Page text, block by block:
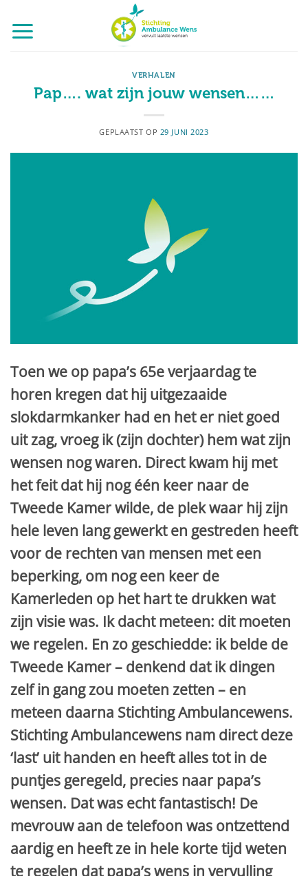
naar
inhoud
VERHALEN
Pap…. wat zijn jouw wensen……
GEPLAATST OP 29 JUNI 2023
Toen we op papa’s 65e verjaardag te
horen kregen dat hij uitgezaaide
slokdarmkanker had en het er niet goed
uit zag, vroeg ik (zijn dochter) hem wat zijn
wensen nog waren. Direct kwam hij met
het feit dat hij nog één keer naar de
Tweede Kamer wilde, de plek waar hij zijn
hele leven lang gewerkt en gestreden heeft
voor de rechten van mensen met een
beperking, om nog een keer de
Kamerleden op het hart te drukken wat
zijn visie was. Ik dacht meteen: dit moeten
we regelen. En zo geschiedde: ik belde de
Tweede Kamer – denkend dat ik dingen
zelf in gang zou moeten zetten – en
meteen daarna Stichting Ambulancewens.
Stichting Ambulancewens nam direct deze
‘last’ uit handen en heeft alles tot in de
puntjes geregeld, precies naar papa’s
wensen. Dat was echt fantastisch! De
mevrouw aan de telefoon was ontzettend
aardig en heeft ze in hele korte tijd weten
te regelen dat papa’s wens in vervulling